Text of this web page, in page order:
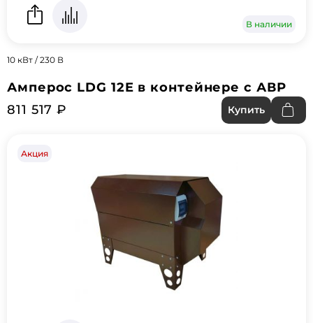
В наличии
10 кВт / 230 В
Амперос LDG 12E в контейнере с АВР
811 517 ₽
Купить
Акция